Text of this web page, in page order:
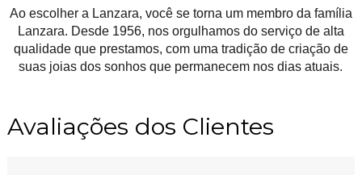
Ao escolher a Lanzara, você se torna um membro da família
Lanzara. Desde 1956, nos orgulhamos do serviço de alta
qualidade que prestamos, com uma tradição de criação de
suas joias dos sonhos que permanecem nos dias atuais.
Avaliações dos Clientes